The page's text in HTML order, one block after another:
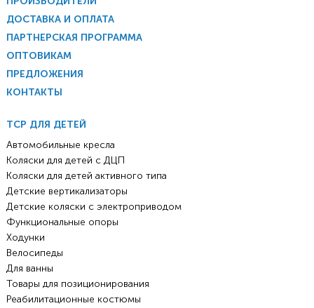
ДОСТАВКА И ОПЛАТА
ПАРТНЕРСКАЯ ПРОГРАММА
ОПТОВИКАМ
ПРЕДЛОЖЕНИЯ
КОНТАКТЫ
ТСР ДЛЯ ДЕТЕЙ
Автомобильные кресла
Коляски для детей с ДЦП
Коляски для детей активного типа
Детские вертикализаторы
Детские коляски с электроприводом
Функциональные опоры
Ходунки
Велосипеды
Для ванны
Товары для позиционирования
Реабилитационные костюмы